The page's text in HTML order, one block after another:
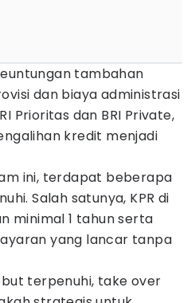
tambahan
dan biaya administrasi
Prioritas dan BRI Private,
kredit menjadi
ini, terdapat beberapa
Salah satunya, KPR di
minimal 1 tahun serta
yang lancar tanpa
terpenuhi, take over